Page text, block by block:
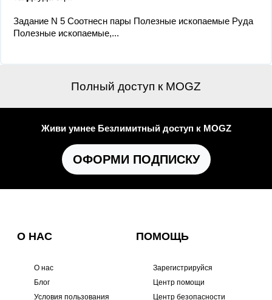
Задание N 5 Соотнесн пары Полезные ископаемые Руда
Полезные ископаемые,...
Полный доступ к MOGZ
Живи умнее Безлимитный доступ к MOGZ
ОФОРМИ ПОДПИСКУ
О НАС
О нас
Блог
Условия пользования
ПОМОЩЬ
Зарегистрируйся
Центр помощи
Центр безопасности